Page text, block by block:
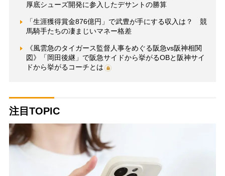
厚底シューズ開発に参入したデサントの勝算
「生涯獲得賞金876億円」で武豊が手にする収入は？ 競
馬騎手たちの凄まじいマネー格差
《風雲急のタイガース監督人事をめぐる阪急vs阪神相関
図》「岡田後継」で阪急サイドから挙がるOBと阪神サイ
ドから挙がるコーチとは
注目TOPIC